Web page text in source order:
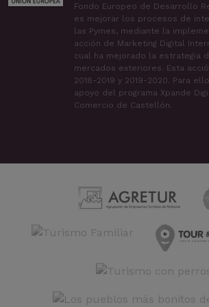
Fondo Europeo de Desarrollo
es mejorar los procesos de
las Pymes, mediante la
acción de Marketing Digital
cual ha mejorado la estrategia
mercados exteriores. Esta
2018-2019 y 2019-2020. Para
apoyo del programa Xpande
Comercio de Castellón.